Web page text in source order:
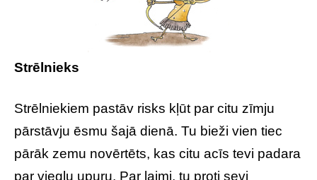
Strēlnieks
Strēlniekiem pastāv risks kļūt par citu zīmju
pārstāvju ēsmu šajā dienā. Tu bieži vien tiec
pārāk zemu novērtēts, kas citu acīs tevi padara
par vieglu upuru. Par laimi, tu proti sevi